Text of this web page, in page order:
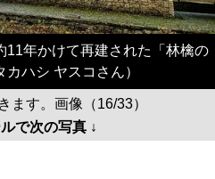
11年かけて再建された「林檎の
ハシ ヤスコさん）
ます。画像（16/33）
で次の写真 ↓